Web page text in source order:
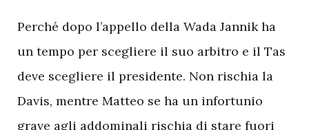
Perché dopo l’appello della Wada Jannik ha
un tempo per scegliere il suo arbitro e il Tas
deve scegliere il presidente. Non rischia la
Davis, mentre Matteo se ha un infortunio
grave agli addominali rischia di stare fuori